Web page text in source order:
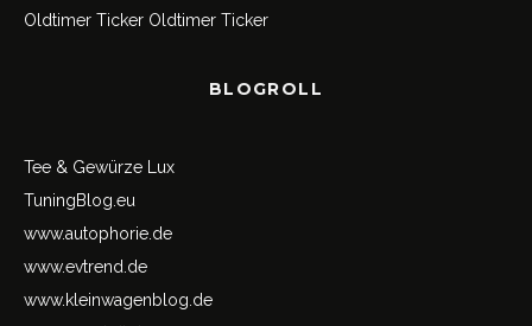
Oldtimer Ticker Oldtimer Ticker
BLOGROLL
Tee & Gewürze Lux
TuningBlog.eu
www.autophorie.de
www.evtrend.de
www.kleinwagenblog.de